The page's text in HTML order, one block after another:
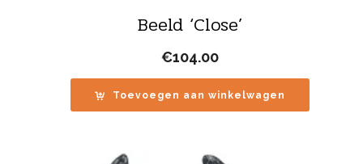
Beeld ‘Close’
€104.00
Toevoegen aan winkelwagen